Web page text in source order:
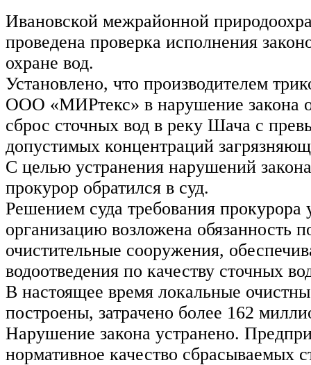
Ивановской межрайонной
проведена проверка исполнения
охране вод.
Установлено, что производителем
ООО «МИРтекс» в нарушение закона
сброс сточных вод в реку Шача с
допустимых концентраций
С целью устранения нарушений
прокурор обратился в суд.
Решением суда требования прокурора
организацию возложена обязанность
очистительные сооружения,
водоотведения по качеству сточных
В настоящее время локальные
построены, затрачено более 162
Нарушение закона устранено.
нормативное качество сбрасываемых